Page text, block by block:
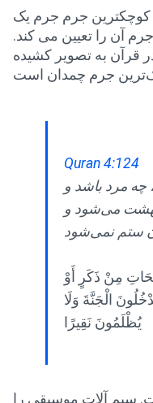
کوچکترین جرم جرم یک
آن را تعیین می کند.
در قرآن به تصویر کشیده
Quran 4:124
چه مرد باشد و
​​می‌شود و
مِنْ ذَكَرٍ أَوْ
الْجَنَّةَ وَلَا
يُظْلَمُونَ نَقِيرًا
سیم آلات موسیقی را